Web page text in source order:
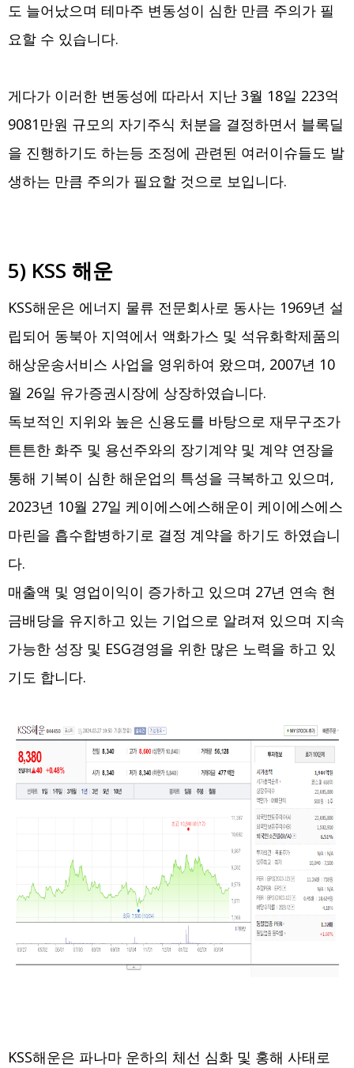
도 늘어났으며 테마주 변동성이 심한 만큼 주의가 필
요할 수 있습니다.
게다가 이러한 변동성에 따라서 지난 3월 18일 223억
9081만원 규모의 자기주식 처분을 결정하면서 블록딜
을 진행하기도 하는등 조정에 관련된 여러이슈들도 발
생하는 만큼 주의가 필요할 것으로 보입니다.
5) KSS 해운
KSS해운은 에너지 물류 전문회사로 동사는 1969년 설
립되어 동북아 지역에서 액화가스 및 석유화학제품의
해상운송서비스 사업을 영위하여 왔으며, 2007년 10
월 26일 유가증권시장에 상장하였습니다.
독보적인 지위와 높은 신용도를 바탕으로 재무구조가
튼튼한 화주 및 용선주와의 장기계약 및 계약 연장을
통해 기복이 심한 해운업의 특성을 극복하고 있으며,
2023년 10월 27일 케이에스에스해운이 케이에스에스
마린을 흡수합병하기로 결정 계약을 하기도 하였습니
다.
매출액 및 영업이익이 증가하고 있으며 27년 연속 현
금배당을 유지하고 있는 기업으로 알려져 있으며 지속
가능한 성장 및 ESG경영을 위한 많은 노력을 하고 있
기도 합니다.
KSS해운은 파나마 운하의 체선 심화 및 홍해 사태로